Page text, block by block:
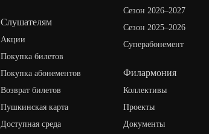
Слушателям
Акции
Покупка билетов
Покупка абонементов
Возврат билетов
Пушкинская карта
Доступная среда
Сезон 2026–2027
Сезон 2025–2026
Суперабонемент
Филармония
Коллективы
Проекты
Документы